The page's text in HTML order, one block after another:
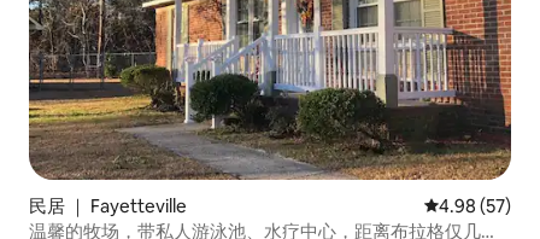
民居 ｜ Fayetteville 平均评分
4.98 (57)
温馨的牧场，带私人游泳池、水疗中心，距离布拉格仅几分